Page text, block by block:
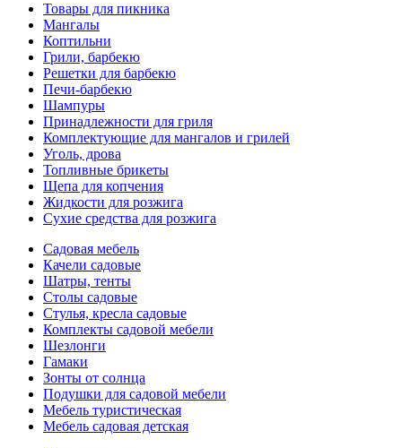
Товары для пикника
Мангалы
Коптильни
Грили, барбекю
Решетки для барбекю
Печи-барбекю
Шампуры
Принадлежности для гриля
Комплектующие для мангалов и грилей
Уголь, дрова
Топливные брикеты
Щепа для копчения
Жидкости для розжига
Сухие средства для розжига
Садовая мебель
Качели садовые
Шатры, тенты
Столы садовые
Стулья, кресла садовые
Комплекты садовой мебели
Шезлонги
Гамаки
Зонты от солнца
Подушки для садовой мебели
Мебель туристическая
Мебель садовая детская